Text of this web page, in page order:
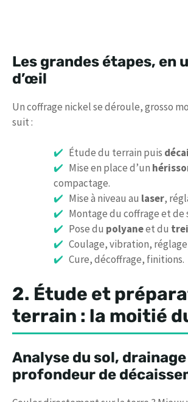
Les grandes étapes, en
d’œil
Un coffrage nickel se déroule, grosso
suit :
Étude du terrain puis
Mise en place d’un
compactage.
Mise à niveau au laser,
Montage du coffrage et de
Pose du polyaneet du
Coulage, vibration,
Cure, décoffrage, finitions.
2. Étude et
terrain : la moitié
Analyse du sol,
profondeur de